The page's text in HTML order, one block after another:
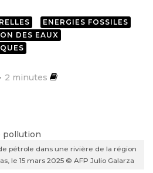
ENERGIES FOSSILES
DES EAUX
2 minutes
FACEBOOK
SUR LINKEDIN
pétrole dans une rivière de la région
le 15 mars 2025 © AFP Julio Galarza